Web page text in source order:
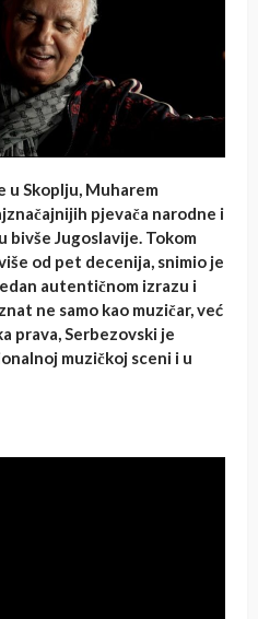
u Skoplju, Muharem
pjevača narodne i
bivše Jugoslavije. Tokom
od pet decenija, snimio je
autentičnom izrazu i
ne samo kao muzičar, već
prava, Serbezovski je
muzičkoj sceni i u